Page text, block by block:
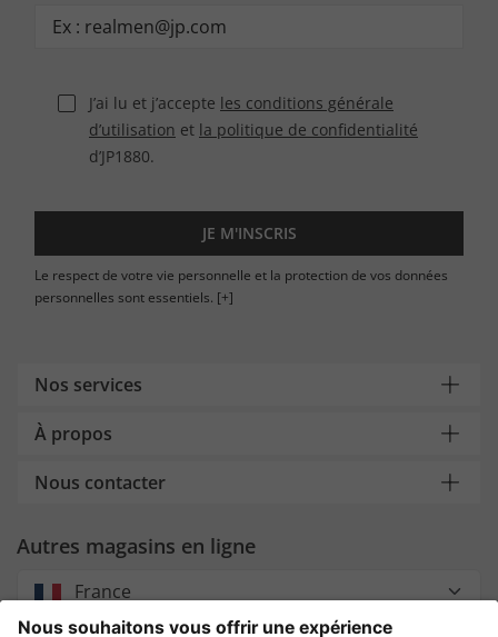
J’ai lu et j’accepte les conditions générale
d’utilisation et la politique de confidentialité
d’JP1880.
JE M'INSCRIS
Le respect de votre vie personnelle et la protection de vos données
personnelles sont essentiels. [+]
Nos services
À propos
Nous contacter
Autres magasins en ligne
France